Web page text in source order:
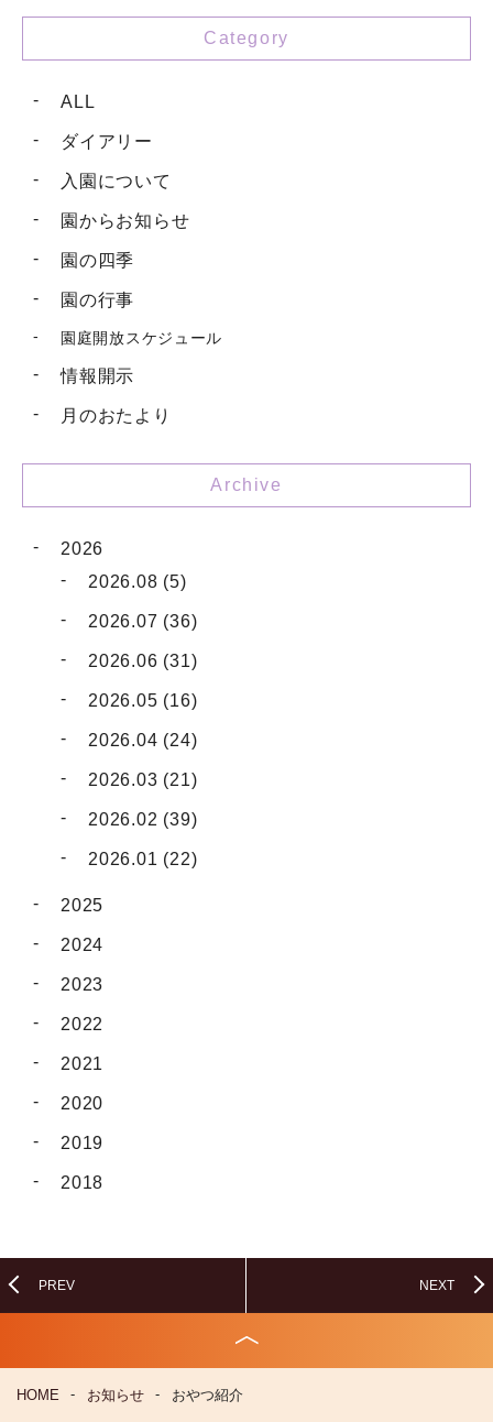
Category
ALL
ダイアリー
入園について
園からお知らせ
園の四季
園の行事
園庭開放スケジュール
情報開示
月のおたより
Archive
2026
2026.08 (5)
2026.07 (36)
2026.06 (31)
2026.05 (16)
2026.04 (24)
2026.03 (21)
2026.02 (39)
2026.01 (22)
2025
2024
2023
2022
2021
2020
2019
2018
PREV NEXT
HOME お知らせ おやつ紹介